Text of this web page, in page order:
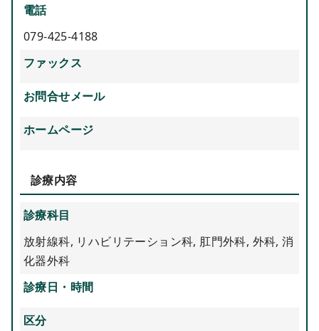
電話
079-425-4188
ファックス
お問合せメール
ホームページ
診療内容
診療科目
放射線科, リハビリテーション科, 肛門外科, 外科,消
化器外科
診療日・時間
区分